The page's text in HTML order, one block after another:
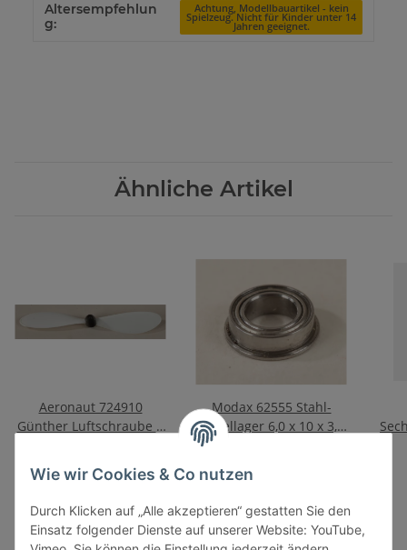
Altersempfehlun
g:
Achtung, Modellbauartikel - kein
Spielzeug. Nicht für Kinder unter 14
Jahren geeignet.
Ähnliche Artikel
Aeronaut 724910
Günther Luftschraube f.
Modax 62555 Stahl-
Kugellager 6,0 x 10 x 3,0
Wie wir Cookies & Co nutzen
Durch Klicken auf „Alle akzeptieren“ gestatten Sie den
Einsatz folgender Dienste auf unserer Website: YouTube,